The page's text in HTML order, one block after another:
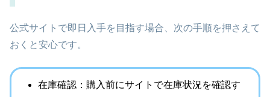
公式サイトで即日入手を目指す場合、次の手順を押さえて
おくと安心です。
在庫確認：購入前にサイトで在庫状況を確認す